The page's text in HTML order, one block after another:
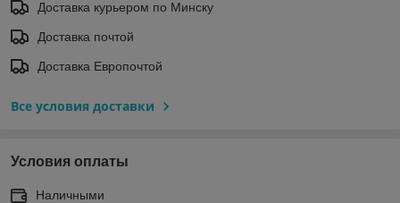
Доставка курьером по Минску
Доставка почтой
Доставка Европочтой
Все условия доставки
Условия оплаты
Наличными